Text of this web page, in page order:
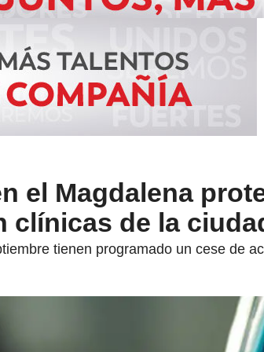
el Magdalena
clínicas de la
tienen programado un cese de